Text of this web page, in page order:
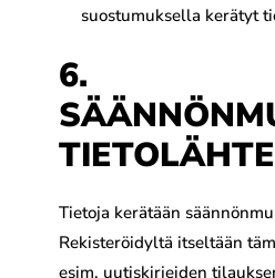
suostumuksella kerätyt
6.
Tietoja kerätään
Rekisteröidyltä itseltään
esim. uutiskirjeiden